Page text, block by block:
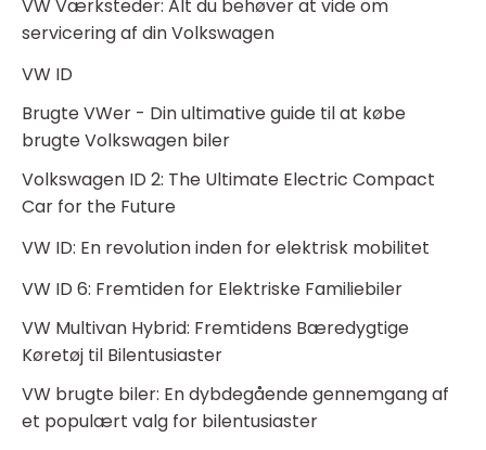
VW Værksteder: Alt du behøver at vide om
servicering af din Volkswagen
VW ID
Brugte VWer - Din ultimative guide til at købe
brugte Volkswagen biler
Volkswagen ID 2: The Ultimate Electric Compact
Car for the Future
VW ID: En revolution inden for elektrisk mobilitet
VW ID 6: Fremtiden for Elektriske Familiebiler
VW Multivan Hybrid: Fremtidens Bæredygtige
Køretøj til Bilentusiaster
VW brugte biler: En dybdegående gennemgang af
et populært valg for bilentusiaster